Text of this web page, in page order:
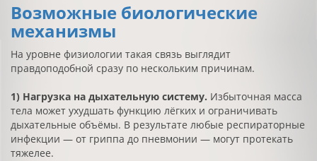
Возможные биологические
механизмы
На уровне физиологии такая связь выглядит
правдоподобной сразу по нескольким причинам.
1) Нагрузка на дыхательную систему. Избыточная масса
тела может ухудшать функцию лёгких и ограничивать
дыхательные объёмы. В результате любые респираторные
инфекции — от гриппа до пневмонии — могут протекать
тяжелее.